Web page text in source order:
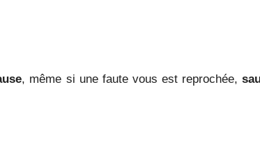
, même si une faute vous est reprochée,